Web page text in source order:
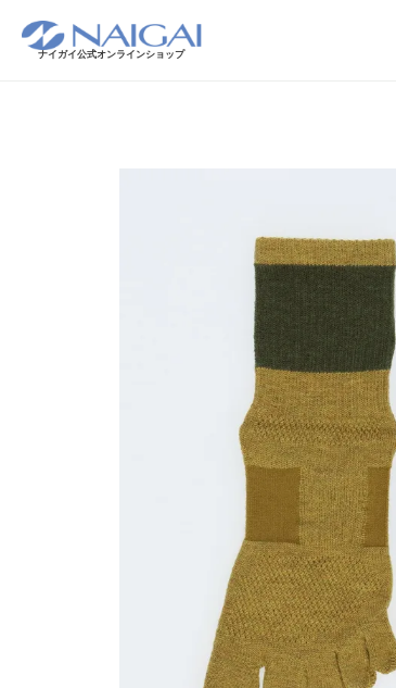
ナイガイ公式オンラインショップ